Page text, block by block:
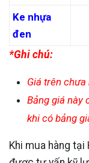
Ke nhựa
đen
*Ghi chú:
Giá trên chưa
Bảng giá này
khi có bảng
Khi mua hàng tại